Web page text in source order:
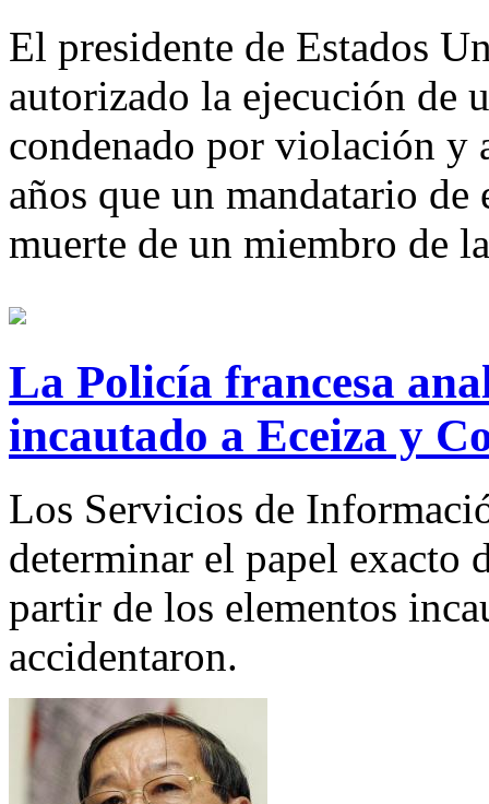
El presidente de Estados
autorizado la ejecución de
condenado por violación y
años que un mandatario
muerte de un miembro de
La Policía francesa
incautado a Eceiza y
Los Servicios de
determinar el papel exacto
partir de los elementos
accidentaron.